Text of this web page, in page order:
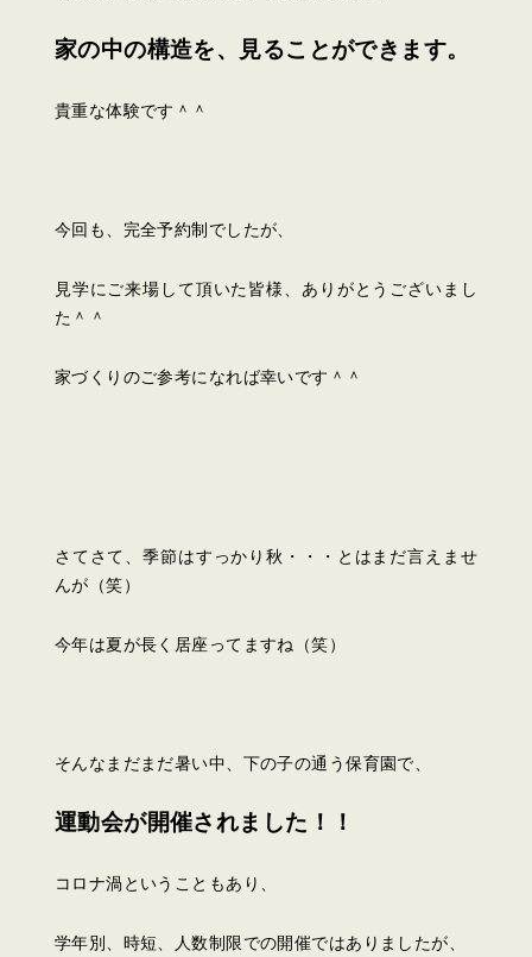
家の中の構造を、見ることができます。
貴重な体験です＾＾
今回も、完全予約制でしたが、
見学にご来場して頂いた皆様、ありがとうございまし
た＾＾
家づくりのご参考になれば幸いです＾＾
さてさて、季節はすっかり秋・・・とはまだ言えませ
んが（笑）
今年は夏が長く居座ってますね（笑）
そんなまだまだ暑い中、下の子の通う保育園で、
運動会が開催されました！！
コロナ渦ということもあり、
学年別、時短、人数制限での開催ではありましたが、